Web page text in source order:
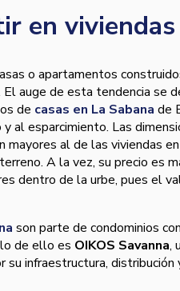
en
o apartamentos
El auge de esta tendencia se
de casas en La Sabana de
al esparcimiento. Las
mayores al de las viviendas
A la vez, su precio es
dentro de la urbe, pues el
son parte de condominios
de ello es OIKOS Savanna,
su infraestructura, distribución